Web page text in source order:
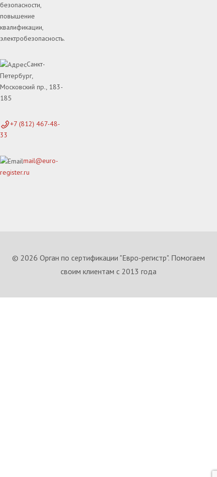
безопасности,
повышение
квалификации,
электробезопасность.
Санкт-
Петербург,
Московский пр., 183-
185
+7 (812) 467-48-
33
mail@euro-
register.ru
© 2026 Орган по сертификации "Евро-регистр". Помогаем
своим клиентам с 2013 года